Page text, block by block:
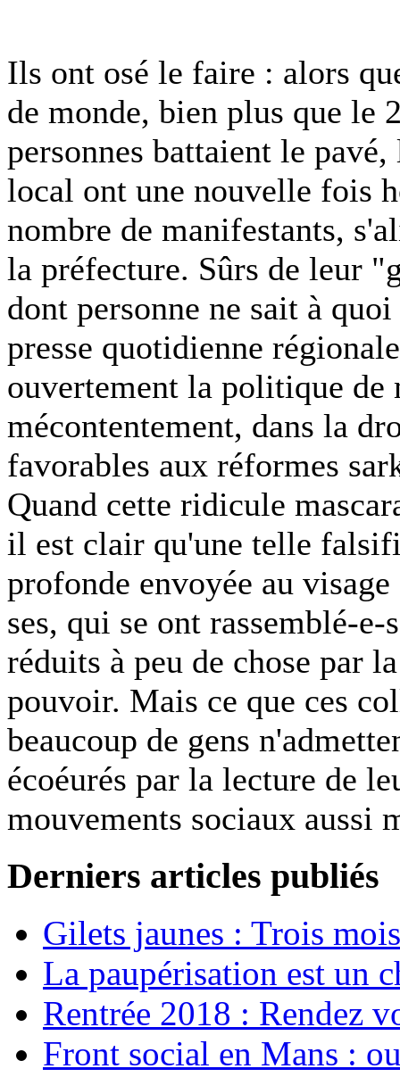
Ils ont osé le faire : alors
de monde, bien plus que le
personnes battaient le
local ont une nouvelle fois
nombre de manifestants,
la préfecture. Sûrs de leur
dont personne ne sait à
presse quotidienne
ouvertement la politique
mécontentement, dans la
favorables aux réformes
Quand cette ridicule
il est clair qu'une telle
profonde envoyée au
ses, qui se ont rassemblé-
réduits à peu de chose par
pouvoir. Mais ce que ces
beaucoup de gens
écoéurés par la lecture de
mouvements sociaux aussi
Derniers articles publiés
Gilets jaunes : Trois
La paupérisation est un
Rentrée 2018 : Rendez
Front social en Mans :